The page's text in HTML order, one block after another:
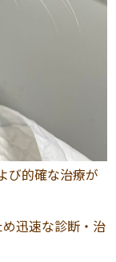
び的確な治療が
迅速な診断・治